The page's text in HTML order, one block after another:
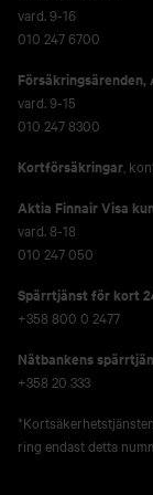
vard. 9-16
010 247 6700
Försäkringsärenden,
vard. 9-15
010 247 8300
Kortförsäkringar ,
Aktia Finnair Visa
vard. 8-18
010 247 050
Spärrtjänst för kort
+358 800 0 2477
Nätbankens
+358 20 333
ring endast detta